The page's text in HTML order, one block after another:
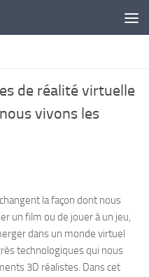
de réalité virtuelle
vivons les
la façon dont nous
un film ou de jouer à un jeu,
dans un monde virtuel
technologiques qui nous
3D réalistes. Dans cet